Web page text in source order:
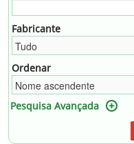
Fabricante
Ordenar
Pesquisa Avançada